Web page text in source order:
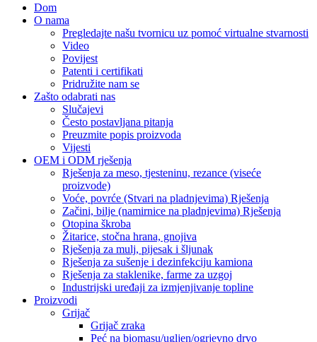
Dom
O nama
Pregledajte našu tvornicu uz pomoć virtualne stvarnosti
Video
Povijest
Patenti i certifikati
Pridružite nam se
Zašto odabrati nas
Slučajevi
Često postavljana pitanja
Preuzmite popis proizvoda
Vijesti
OEM i ODM rješenja
Rješenja za meso, tjesteninu, rezance (viseće
proizvode)
Voće, povrće (Stvari na pladnjevima) Rješenja
Začini, bilje (namirnice na pladnjevima) Rješenja
Otopina škroba
Žitarice, stočna hrana, gnojiva
Rješenja za mulj, pijesak i šljunak
Rješenja za sušenje i dezinfekciju kamiona
Rješenja za staklenike, farme za uzgoj
Industrijski uređaji za izmjenjivanje topline
Proizvodi
Grijač
Grijač zraka
Peć na biomasu/ugljen/ogrjevno drvo